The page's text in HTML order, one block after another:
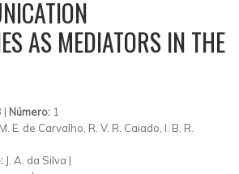
AS MEDIATORS IN THE
| Número: 1
E. de Carvalho, R. V. R. Caiado, I. B. R.
J. A. da Silva |